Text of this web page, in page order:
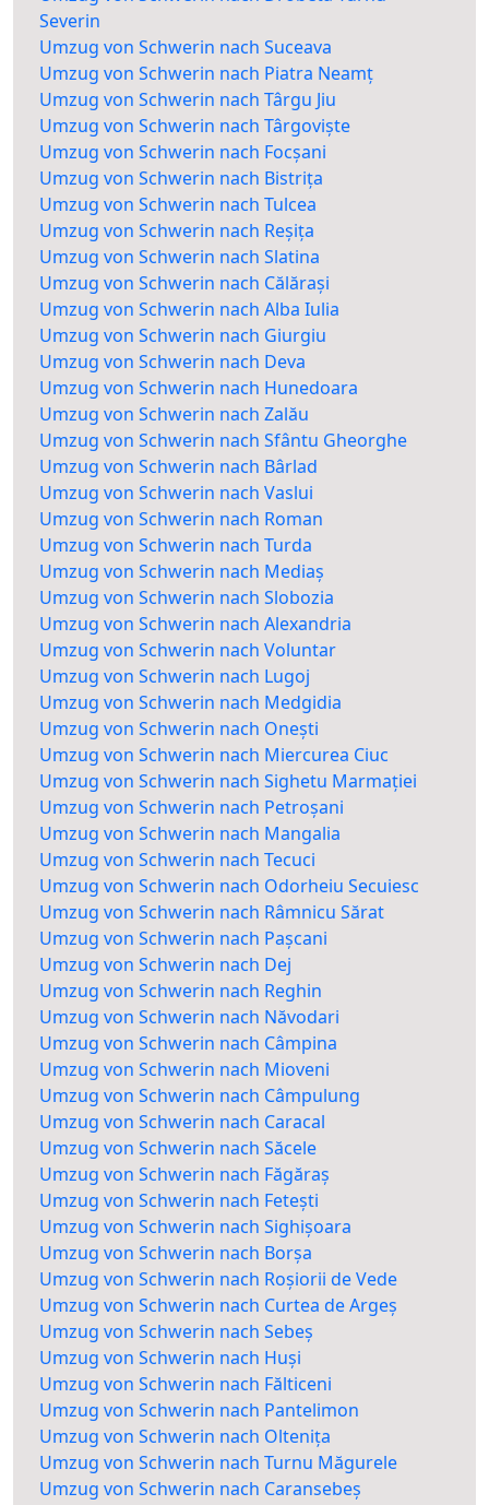
Severin
Umzug von Schwerin nach Suceava
Umzug von Schwerin nach Piatra Neamț
Umzug von Schwerin nach Târgu Jiu
Umzug von Schwerin nach Târgoviște
Umzug von Schwerin nach Focșani
Umzug von Schwerin nach Bistrița
Umzug von Schwerin nach Tulcea
Umzug von Schwerin nach Reșița
Umzug von Schwerin nach Slatina
Umzug von Schwerin nach Călărași
Umzug von Schwerin nach Alba Iulia
Umzug von Schwerin nach Giurgiu
Umzug von Schwerin nach Deva
Umzug von Schwerin nach Hunedoara
Umzug von Schwerin nach Zalău
Umzug von Schwerin nach Sfântu Gheorghe
Umzug von Schwerin nach Bârlad
Umzug von Schwerin nach Vaslui
Umzug von Schwerin nach Roman
Umzug von Schwerin nach Turda
Umzug von Schwerin nach Mediaș
Umzug von Schwerin nach Slobozia
Umzug von Schwerin nach Alexandria
Umzug von Schwerin nach Voluntar
Umzug von Schwerin nach Lugoj
Umzug von Schwerin nach Medgidia
Umzug von Schwerin nach Onești
Umzug von Schwerin nach Miercurea Ciuc
Umzug von Schwerin nach Sighetu Marmației
Umzug von Schwerin nach Petroșani
Umzug von Schwerin nach Mangalia
Umzug von Schwerin nach Tecuci
Umzug von Schwerin nach Odorheiu Secuiesc
Umzug von Schwerin nach Râmnicu Sărat
Umzug von Schwerin nach Pașcani
Umzug von Schwerin nach Dej
Umzug von Schwerin nach Reghin
Umzug von Schwerin nach Năvodari
Umzug von Schwerin nach Câmpina
Umzug von Schwerin nach Mioveni
Umzug von Schwerin nach Câmpulung
Umzug von Schwerin nach Caracal
Umzug von Schwerin nach Săcele
Umzug von Schwerin nach Făgăraș
Umzug von Schwerin nach Fetești
Umzug von Schwerin nach Sighișoara
Umzug von Schwerin nach Borșa
Umzug von Schwerin nach Roșiorii de Vede
Umzug von Schwerin nach Curtea de Argeș
Umzug von Schwerin nach Sebeș
Umzug von Schwerin nach Huși
Umzug von Schwerin nach Fălticeni
Umzug von Schwerin nach Pantelimon
Umzug von Schwerin nach Oltenița
Umzug von Schwerin nach Turnu Măgurele
Umzug von Schwerin nach Caransebeș